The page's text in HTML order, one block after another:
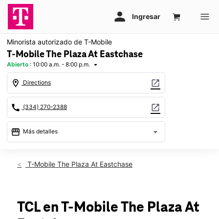
Minorista autorizado de T-Mobile
T-Mobile The Plaza At Eastchase
Abierto : 10:00 a.m. - 8:00 p.m. arrow_drop_down
location_on Directions open_in_new
call (334) 270-2388 open_in_new
storefront Más detalles arrow_drop_down
Jue.:10:00 a.m. a 8:00 p.m.
Lun.:10:00 a.m. a 8:00 p.m.
Mar.:10:00 a.m. a 8:00 p.m.
T-Mobile The Plaza At Eastchase
TCLen T-MobileThe Plaza At